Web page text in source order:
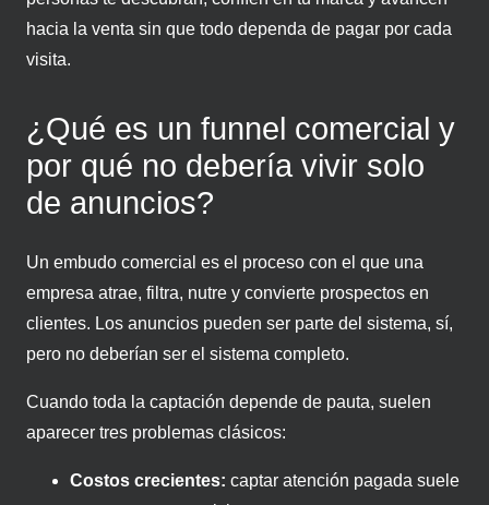
hacia la venta sin que todo dependa de pagar por cada
visita.
¿Qué es un funnel comercial y
por qué no debería vivir solo
de anuncios?
Un embudo comercial es el proceso con el que una
empresa atrae, filtra, nutre y convierte prospectos en
clientes. Los anuncios pueden ser parte del sistema, sí,
pero no deberían ser el sistema completo.
Cuando toda la captación depende de pauta, suelen
aparecer tres problemas clásicos:
Costos crecientes: captar atención pagada suele